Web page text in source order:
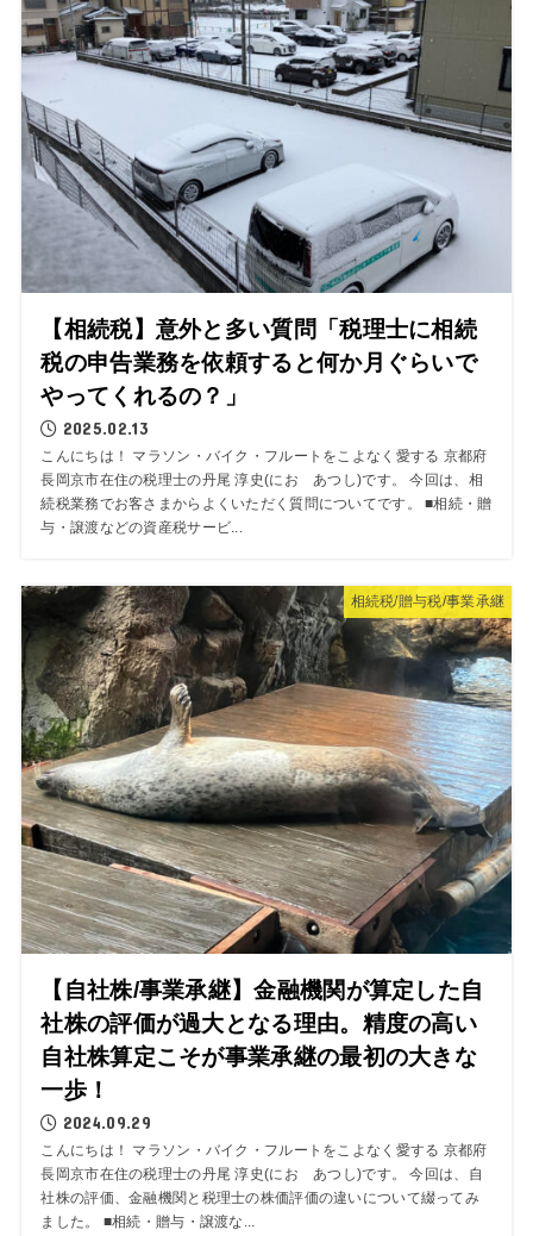
【相続税】意外と多い質問「税理士に相続
税の申告業務を依頼すると何か月ぐらいで
やってくれるの？」
2025.02.13
こんにちは！ マラソン・バイク・フルートをこよなく愛する 京都府
長岡京市在住の税理士の丹尾 淳史(にお あつし)です。 今回は、相
続税業務でお客さまからよくいただく質問についてです。 ■相続・贈
与・譲渡などの資産税サービ...
相続税/贈与税/事業承継
【自社株/事業承継】金融機関が算定した自
社株の評価が過大となる理由。精度の高い
自社株算定こそが事業承継の最初の大きな
一歩！
2024.09.29
こんにちは！ マラソン・バイク・フルートをこよなく愛する 京都府
長岡京市在住の税理士の丹尾 淳史(にお あつし)です。 今回は、自
社株の評価、金融機関と税理士の株価評価の違いについて綴ってみ
ました。 ■相続・贈与・譲渡な...